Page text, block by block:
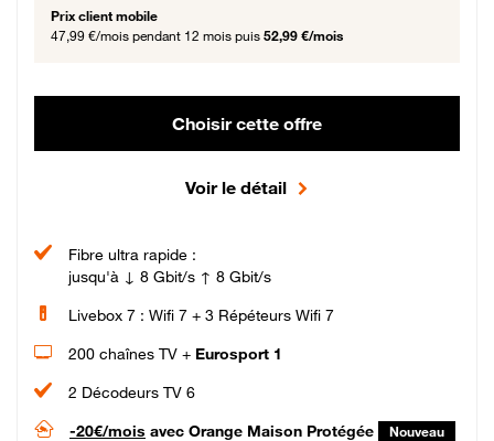
Prix client mobile
47,99 €/mois pendant 12 mois puis 52,99 €/mois
Choisir cette offre
Voir le détail
Fibre ultra rapide :
jusqu'à ↓ 8 Gbit/s ↑ 8 Gbit/s
Livebox 7 : Wifi 7 + 3 Répéteurs Wifi 7
200 chaînes TV + Eurosport 1
2 Décodeurs TV 6
-20€/mois avec Orange Maison Protégée Nouveau